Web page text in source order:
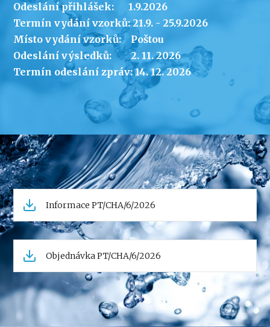
Odeslání přihlášek: 1.9.2026
Termín vydání vzorků: 21.9. - 25.9.2026
Místo vydání vzorků: Poštou
Odeslání výsledků: 2. 11. 2026
Termín odeslání zpráv: 14. 12. 2026
Informace PT/CHA/6/2026
Objednávka PT/CHA/6/2026